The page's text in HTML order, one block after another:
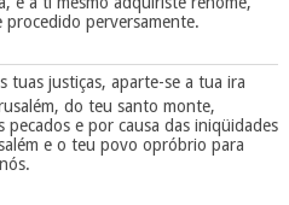
procedido perversamente.
tuas justiças, aparte-se a tua ira
do teu santo monte,
e por causa das iniqüidades
e o teu povo opróbrio para